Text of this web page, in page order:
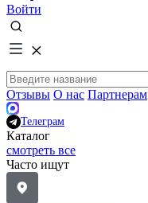
Войти
Отзывы О нас Партнерам
Телеграм
Каталог
смотреть все
Часто ищут